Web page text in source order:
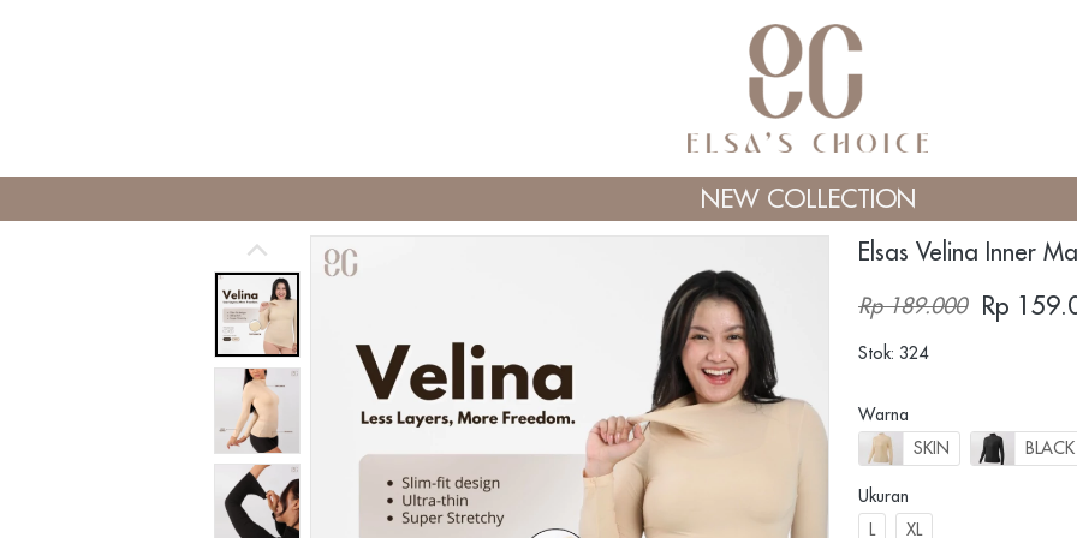
NEW COLLECTION
Elsas Velina Inner
Rp 189.000 Rp
Stok: 324
Warna
SKIN
BLACK
Ukuran
L
XL